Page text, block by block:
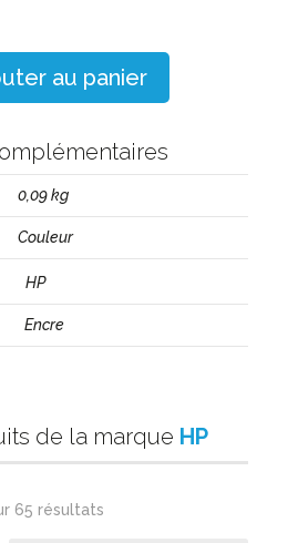
au panier
0,09 kg
Couleur
HP
Encre
de la marque HP
65 résultats